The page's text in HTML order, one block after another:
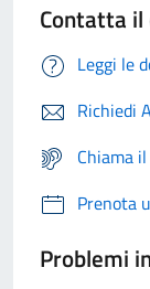
Contatta il
Leggi le
Richiedi
Chiama
Prenota
Problemi